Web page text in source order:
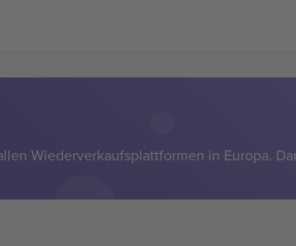
Wiederverkaufsplattformen in Europa.